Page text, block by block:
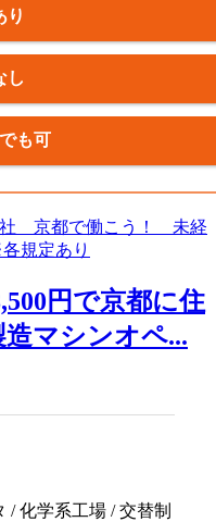
り
し
も可
円で京都に住
マシンオペ...
/ 化学系工場 / 交替制